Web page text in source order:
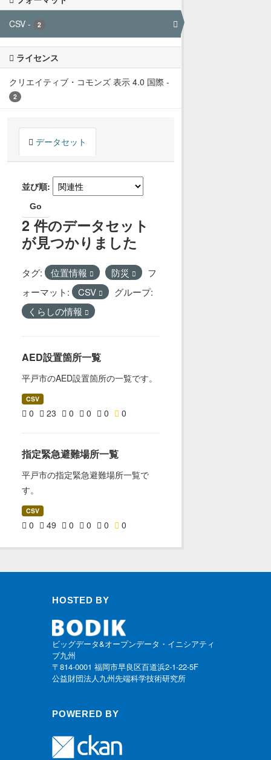
CSV - 2
ライセンス
クリエイティブ・コモンズ 表示 4.0 国際 -
2
データセット
並び順
Go
2 件のデータセット
が見つかりました
タグ: 位置情報 防災
フ
ォーマット:
CSV
グループ:
くらしの情報
AED設置箇所一覧
平戸市のAED設置箇所の一覧です。
CSV
0 23 0 0 0 0
指定緊急避難場所一覧
平戸市の指定緊急避難場所一覧で
す。
CSV
0 49 0 0 0 0
HOSTED BY
ビッグデータ&オープンデータ・イニシアティ
ブ九州
〒814-0001 福岡市早良区百道浜2-1-22-5F
公益財団法人九州先端科学技術研究所
POWERED BY